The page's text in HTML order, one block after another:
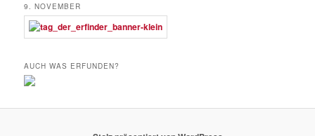
9. NOVEMBER
AUCH WAS ERFUNDEN?